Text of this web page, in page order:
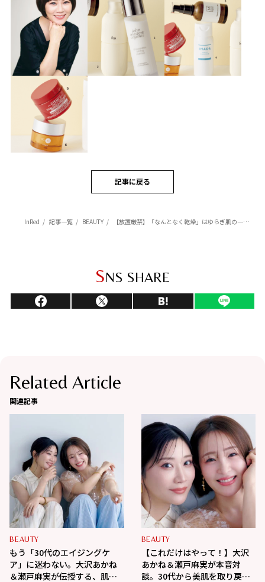
記事に戻る
InRed 記事一覧 BEAUTY 【放置厳禁】「なんとなく乾燥」はゆらぎ肌の一歩手前！深刻化させないための緊急保湿ケア
SNS SHARE
Related Article
関連記事
BEAUTY
もう「30代のエイジングケ
ア」に迷わない。大沢あかね
＆瀬戸麻実が伝授する、肌が
BEAUTY
【これだけはやって！】大沢
あかね＆瀬戸麻実が本音対
談。30代から美肌を取り戻す